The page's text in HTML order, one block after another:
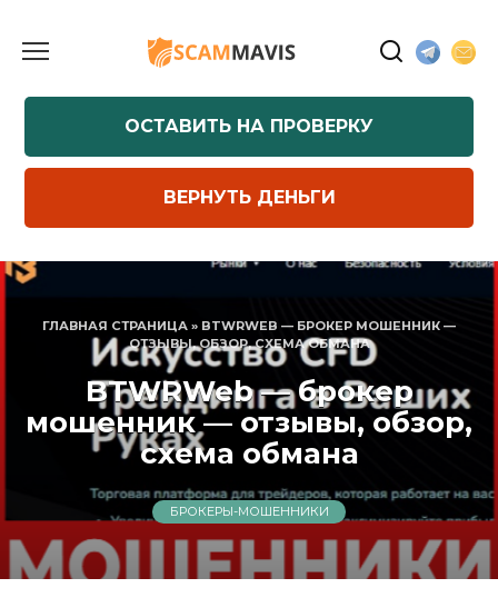
содержанию
ОСТАВИТЬ НА ПРОВЕРКУ
ВЕРНУТЬ ДЕНЬГИ
ГЛАВНАЯ СТРАНИЦА » BTWRWEB — БРОКЕР МОШЕННИК —
ОТЗЫВЫ, ОБЗОР, СХЕМА ОБМАНА
BTWRWeb — брокер
мошенник — отзывы, обзор,
схема обмана
БРОКЕРЫ-МОШЕННИКИ